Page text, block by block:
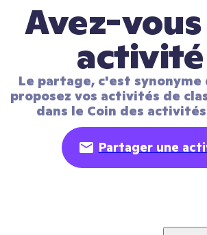
Avez-
activité
Le partage, c'est
proposez vos activités de
dans le Coin des
Partager une